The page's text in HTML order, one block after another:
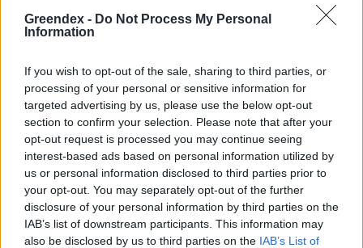
Greendex - Do Not Process My Personal
Information
If you wish to opt-out of the sale, sharing to third parties, or
processing of your personal or sensitive information for
targeted advertising by us, please use the below opt-out
section to confirm your selection. Please note that after your
opt-out request is processed you may continue seeing
interest-based ads based on personal information utilized by
us or personal information disclosed to third parties prior to
your opt-out. You may separately opt-out of the further
disclosure of your personal information by third parties on the
IAB’s list of downstream participants. This information may
also be disclosed by us to third parties on the IAB’s List of
Greendex szemle
Ukrajnának komoly környezeti
károkkal kell szembenéznie
Greendex szemle
Hol vannak még érintetlen
tengerpartok?
Greendex Szemle